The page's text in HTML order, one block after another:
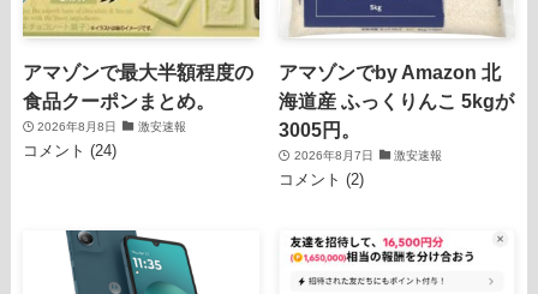
アマゾンで最大半額程度の
食品クーポンまとめ。
2026年8月8日 激安速報
コメント (24)
アマゾンでby Amazon 北
海道産 ふっくりんこ 5kgが
3005円。
2026年8月7日 激安速報
コメント (2)